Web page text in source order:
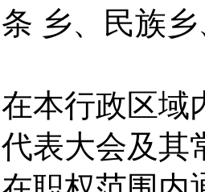
、民族乡
行政区域
表大会及其